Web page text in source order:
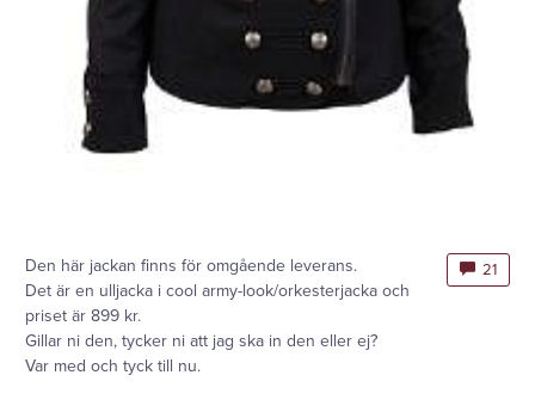
Den här jackan finns för omgående leverans.
Det är en ulljacka i cool army-look/orkesterjacka och
priset är 899 kr.
Gillar ni den, tycker ni att jag ska in den eller ej?
Var med och tyck till nu.
21